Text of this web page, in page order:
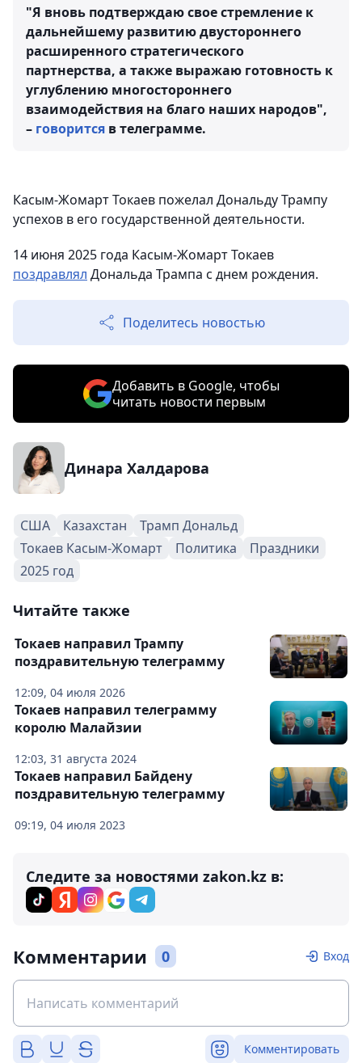
"Я вновь подтверждаю свое стремление к
дальнейшему развитию двустороннего
расширенного стратегического
партнерства, а также выражаю готовность к
углублению многостороннего
взаимодействия на благо наших народов",
– говорится в телеграмме.
Касым-Жомарт Токаев пожелал Дональду Трампу
успехов в его государственной деятельности.
14 июня 2025 года Касым-Жомарт Токаев
поздравлял Дональда Трампа с днем рождения.
Поделитесь новостью
Добавить в Google, чтобы
читать новости первым
Динара Халдарова
США Казахстан
Трамп Дональд
Токаев Касым-Жомарт
Политика
Праздники
2025 год
Читайте также
12:09, 04 июля 2026
Токаев направил Трампу
поздравительную телеграмму
12:03, 31 августа 2024
Токаев направил телеграмму
королю Малайзии
09:19, 04 июля 2023
Токаев направил Байдену
поздравительную телеграмму
Следите за новостями zakon.kz в:
Комментарии 0 Вход
Комментировать